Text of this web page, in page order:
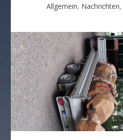
Allgemein, Nachrichten,